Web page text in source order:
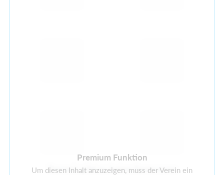
Premium Funktion
Um diesen Inhalt anzuzeigen, muss der Verein ein
Derzeit gibt es keine Sponsoren